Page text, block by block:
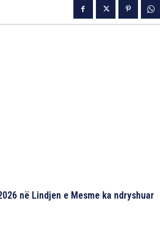
në Lindjen e Mesme ka ndryshuar